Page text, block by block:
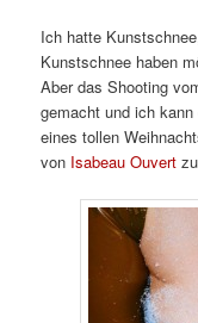
Ich hatte
Kunstschnee haben
Aber das Shooting
gemacht und ich
eines tollen
von Isabeau Ouvert